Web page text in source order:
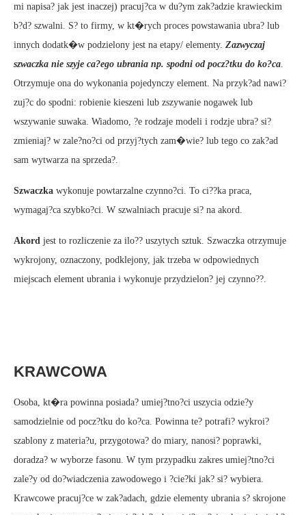
mi napisa? jak jest inaczej) pracuj?ca w du?ym zak?adzie krawieckim
b?d? szwalni. S? to firmy, w kt�rych proces powstawania ubra? lub
innych dodatk�w podzielony jest na etapy/ elementy. Zazwyczaj
szwaczka nie szyje ca?ego ubrania np. spodni od pocz?tku do ko?ca.
Otrzymuje ona do wykonania pojedynczy element. Na przyk?ad nawi?
zuj?c do spodni: robienie kieszeni lub zszywanie nogawek lub
wszywanie suwaka. Wiadomo, ?e rodzaje modeli i rodzje ubra? si?
zmieniaj? w zale?no?ci od przyj?tych zam�wie? lub tego co zak?ad
sam wytwarza na sprzeda?.
Szwaczka wykonuje powtarzalne czynno?ci. To ci??ka praca,
wymagaj?ca szybko?ci. W szwalniach pracuje si? na akord.
Akord jest to rozliczenie za ilo?? uszytych sztuk. Szwaczka otrzymuje
wykrojony, oznaczony, podklejony, jak trzeba w odpowiednych
miejscach element ubrania i wykonuje przydzielon? jej czynno??.
KRAWCOWA
Osoba, kt�ra powinna posiada? umiej?tno?ci uszycia odzie?y
samodzielnie od pocz?tku do ko?ca. Powinna te? potrafi? wykroi?
szablony z materia?u, przygotowa? do miary, nanosi? poprawki,
doradza? w wyborze fasonu. W tym przypadku zakres umiej?tno?ci
zale?y od do?wiadczenia zawodowego i ?cie?ki jak? si? wybiera.
Krawcowe pracuj?ce w zak?adach, gdzie elementy ubrania s? skrojone